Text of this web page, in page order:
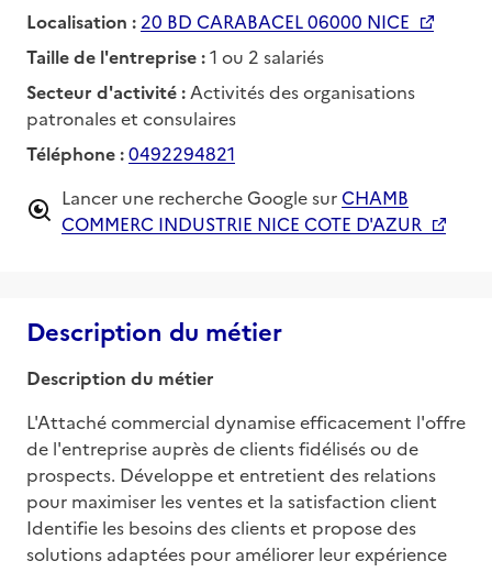
Localisation : 20 BD CARABACEL 06000 NICE
Taille de l'entreprise :1 ou 2 salariés
Secteur d'activité : Activités des organisations
patronales et consulaires
Téléphone :0492294821
Lancer une recherche Google surCHAMB
COMMERC INDUSTRIE NICE COTE D'AZUR
Description du métier
Description du métier
L'Attaché commercial dynamise efficacement l'offre
de l'entreprise auprès de clients fidélisés ou de
prospects. Développe et entretient des relations
pour maximiser les ventes et la satisfaction client
Identifie les besoins des clients et propose des
solutions adaptées pour améliorer leur expérience